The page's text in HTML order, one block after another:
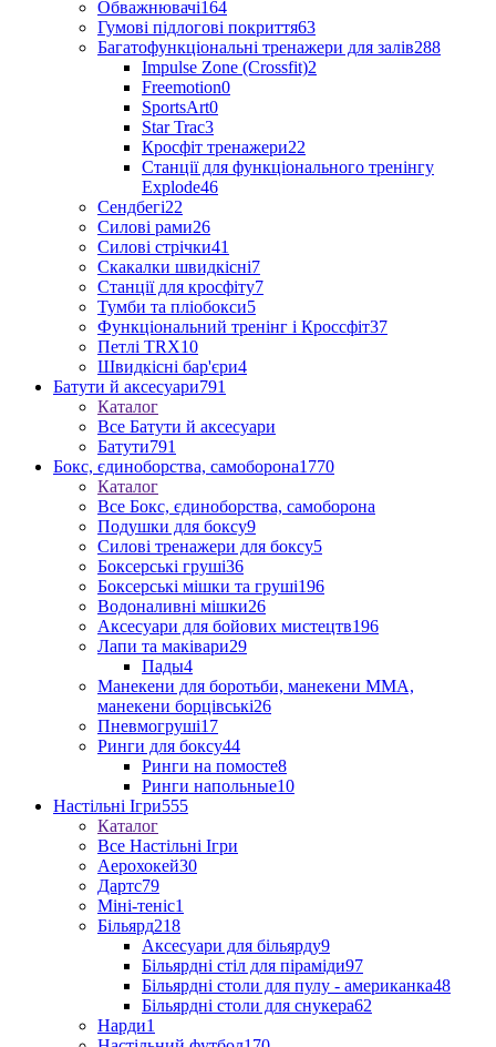
Обважнювачі164
Гумові підлогові покриття63
Багатофункціональні тренажери для залів288
Impulse Zone (Crossfit)2
Freemotion0
SportsArt0
Star Trac3
Кросфіт тренажери22
Станції для функціонального тренінгу
Explode46
Сендбегі22
Силові рами26
Силові стрічки41
Скакалки швидкісні7
Станції для кросфіту7
Тумби та пліобокси5
Функціональний тренінг і Кроссфіт37
Петлі TRX10
Швидкісні бар'єри4
Батути й аксесуари791
Каталог
Все Батути й аксесуари
Батути791
Бокс, єдиноборства, самоборона1770
Каталог
Все Бокс, єдиноборства, самоборона
Подушки для боксу9
Силові тренажери для боксу5
Боксерські груші36
Боксерські мішки та груші196
Водоналивні мішки26
Аксесуари для бойових мистецтв196
Лапи та маківари29
Пады4
Манекени для боротьби, манекени ММА,
манекени борцівські26
Пневмогруші17
Ринги для боксу44
Ринги на помосте8
Ринги напольные10
Настільні Ігри555
Каталог
Все Настільні Ігри
Аерохокей30
Дартс79
Міні-теніс1
Більярд218
Аксесуари для більярду9
Більярдні стіл для піраміди97
Більярдні столи для пулу - американка48
Більярдні столи для снукера62
Нарди1